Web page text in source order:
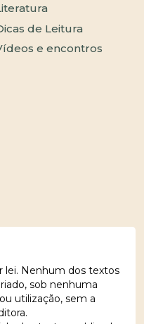
de Leitura
e encontros
lei. Nenhum dos textos
sob nenhuma
utilização, sem a